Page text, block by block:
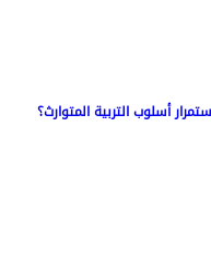
أسلوب التربية المتوارث؟